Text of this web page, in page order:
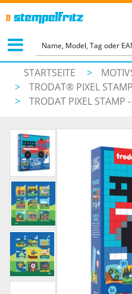
STARTSEITE >
>
TRODAT® PIXEL STAMP
>
TRODAT PIXEL STAMP